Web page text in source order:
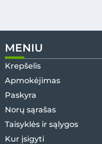
MENIU
Krepšelis
Apmokėjimas
Paskyra
Norų sąrašas
Taisyklės ir sąlygos
Kur įsigyti